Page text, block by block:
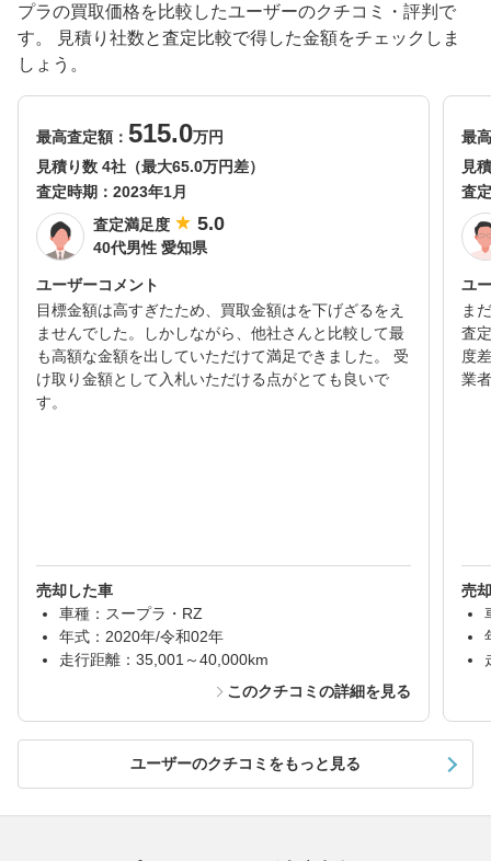
プラの買取価格を比較したユーザーのクチコミ・評判で
す。 見積り社数と査定比較で得した金額をチェックしま
しょう。
最高査定額： 515.0万円
見積り数 4社（最大65.0万円差）
査定時期： 2023年1月
査定満足度
5.0
40代男性 愛知県
ユーザーコメント
目標金額は高すぎたため、買取金額はを下げざるをえ
ませんでした。しかしながら、他社さんと比較して最
も高額な金額を出していただけて満足できました。 受
け取り金額として入札いただける点がとても良いで
す。
売却した車
車種：スープラ・RZ
年式：2020年/令和02年
走行距離：35,001～40,000km
このクチコミの詳細を見る
最
見
査
ユ
ま
査
度
業
売
ユーザーのクチコミをもっと見る